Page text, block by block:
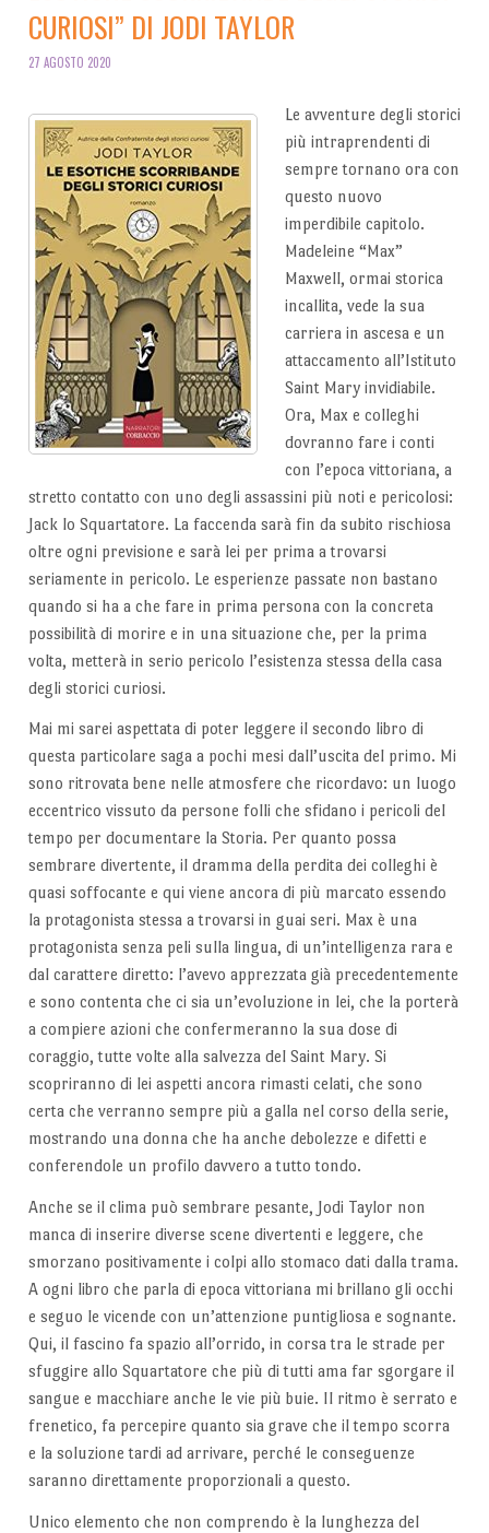
CURIOSI” DI JODI TAYLOR
27 AGOSTO 2020
Le avventure degli storici
più intraprendenti di
sempre tornano ora con
questo nuovo
imperdibile capitolo.
Madeleine “Max”
Maxwell, ormai storica
incallita, vede la sua
carriera in ascesa e un
attaccamento all’Istituto
Saint Mary invidiabile.
Ora, Max e colleghi
dovranno fare i conti
con l’epoca vittoriana, a
stretto contatto con uno degli assassini più noti e pericolosi:
Jack lo Squartatore. La faccenda sarà fin da subito rischiosa
oltre ogni previsione e sarà lei per prima a trovarsi
seriamente in pericolo. Le esperienze passate non bastano
quando si ha a che fare in prima persona con la concreta
possibilità di morire e in una situazione che, per la prima
volta, metterà in serio pericolo l’esistenza stessa della casa
degli storici curiosi.
Mai mi sarei aspettata di poter leggere il secondo libro di
questa particolare saga a pochi mesi dall’uscita del primo. Mi
sono ritrovata bene nelle atmosfere che ricordavo: un luogo
eccentrico vissuto da persone folli che sfidano i pericoli del
tempo per documentare la Storia. Per quanto possa
sembrare divertente, il dramma della perdita dei colleghi è
quasi soffocante e qui viene ancora di più marcato essendo
la protagonista stessa a trovarsi in guai seri. Max è una
protagonista senza peli sulla lingua, di un’intelligenza rara e
dal carattere diretto: l’avevo apprezzata già precedentemente
e sono contenta che ci sia un’evoluzione in lei, che la porterà
a compiere azioni che confermeranno la sua dose di
coraggio, tutte volte alla salvezza del Saint Mary. Si
scopriranno di lei aspetti ancora rimasti celati, che sono
certa che verranno sempre più a galla nel corso della serie,
mostrando una donna che ha anche debolezze e difetti e
conferendole un profilo davvero a tutto tondo.
Anche se il clima può sembrare pesante, Jodi Taylor non
manca di inserire diverse scene divertenti e leggere, che
smorzano positivamente i colpi allo stomaco dati dalla trama.
A ogni libro che parla di epoca vittoriana mi brillano gli occhi
e seguo le vicende con un’attenzione puntigliosa e sognante.
Qui, il fascino fa spazio all’orrido, in corsa tra le strade per
sfuggire allo Squartatore che più di tutti ama far sgorgare il
sangue e macchiare anche le vie più buie. Il ritmo è serrato e
frenetico, fa percepire quanto sia grave che il tempo scorra
e la soluzione tardi ad arrivare, perché le conseguenze
saranno direttamente proporzionali a questo.
Unico elemento che non comprendo è la lunghezza del